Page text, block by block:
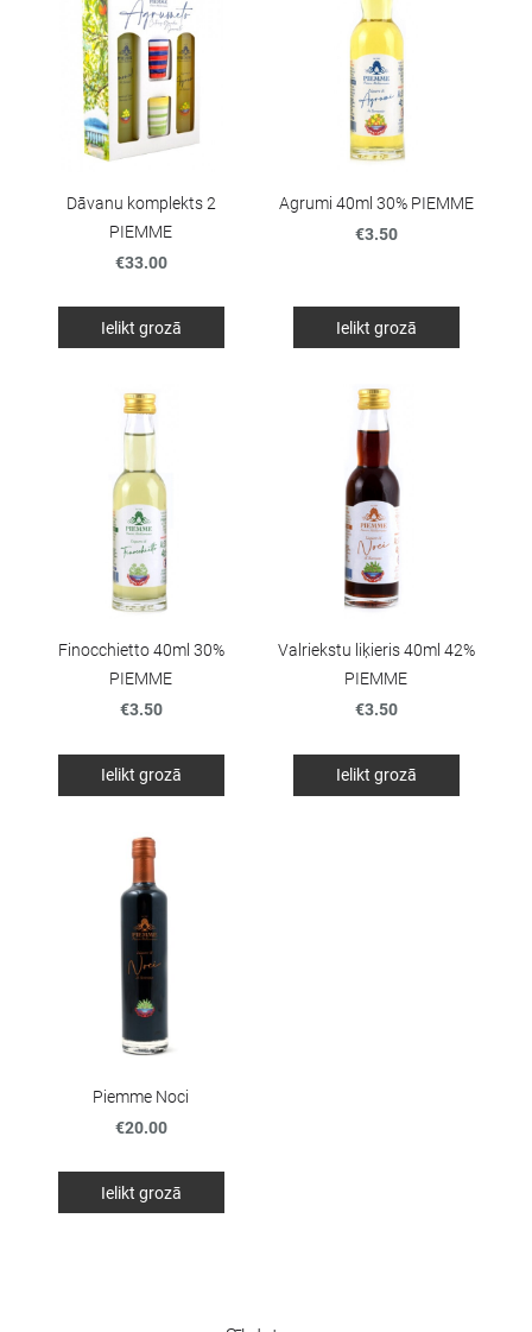
Dāvanu komplekts 2
PIEMME
€33.00
Ielikt grozā
Agrumi 40ml 30% PIEMME
€3.50
Ielikt grozā
Finocchietto 40ml 30%
PIEMME
€3.50
Ielikt grozā
Valriekstu liķieris 40ml 42%
PIEMME
€3.50
Ielikt grozā
Piemme Noci
€20.00
Ielikt grozā